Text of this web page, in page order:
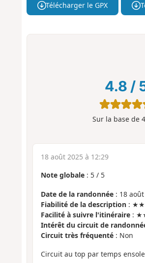
Télécharger le GPX
4.8 /
Sur la base de 4
18 août 2025 à 12:29
Note globale: 5/ 5
Date de la randonnée: 18 août
Fiabilité de la description:
Facilité à suivre l'itinéraire:
Intérêt du circuit de
Circuit très fréquenté: Non
Circuit au top par temps